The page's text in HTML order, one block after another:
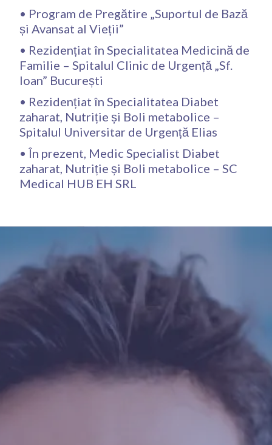
• Program de Pregătire „Suportul de Bază
și Avansat al Vieții”
• Rezidențiat în Specialitatea Medicină de
Familie – Spitalul Clinic de Urgență „Sf.
Ioan” București
• Rezidențiat în Specialitatea Diabet
zaharat, Nutriție și Boli metabolice –
Spitalul Universitar de Urgență Elias
• În prezent, Medic Specialist Diabet
zaharat, Nutriție și Boli metabolice – SC
Medical HUB EH SRL